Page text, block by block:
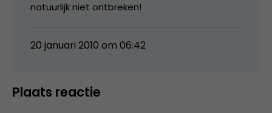
natuurlijk niet ontbreken!
20 januari 2010 om 06:42
Plaats reactie